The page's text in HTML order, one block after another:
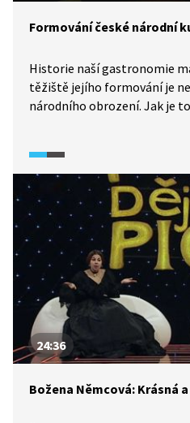
Formování české národní
Historie naší gastronomie
těžiště jejího formování je
národního obrození. Jak je
české gastronomie více
24:36
Božena Němcová: Krásná